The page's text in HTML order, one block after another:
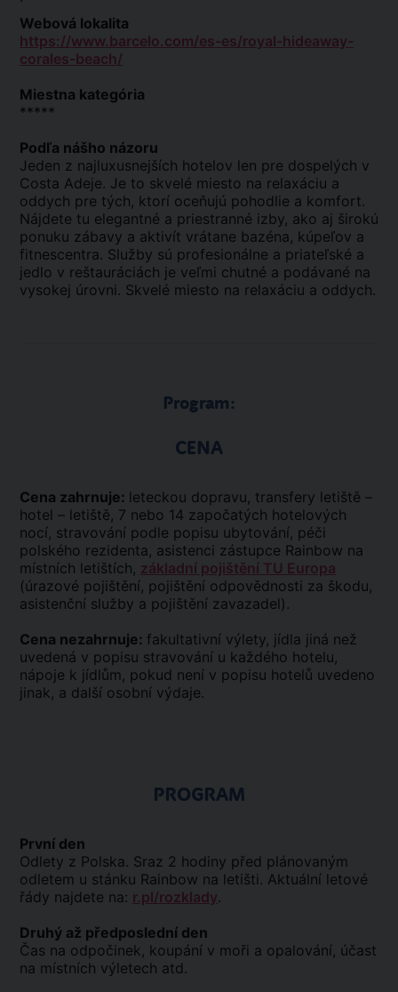
Webová lokalita
https://www.barcelo.com/es-es/royal-hideaway-
corales-beach/
Miestna kategória
*****
Podľa nášho názoru
Jeden z najluxusnejších hotelov len pre dospelých v
Costa Adeje. Je to skvelé miesto na relaxáciu a
oddych pre tých, ktorí oceňujú pohodlie a komfort.
Nájdete tu elegantné a priestranné izby, ako aj širokú
ponuku zábavy a aktivít vrátane bazéna, kúpeľov a
fitnescentra. Služby sú profesionálne a priateľské a
jedlo v reštauráciách je veľmi chutné a podávané na
vysokej úrovni. Skvelé miesto na relaxáciu a oddych.
Program:
CENA
Cena zahrnuje: leteckou dopravu, transfery letiště –
hotel – letiště, 7 nebo 14 započatých hotelových
nocí, stravování podle popisu ubytování, péči
polského rezidenta, asistenci zástupce Rainbow na
místních letištích, základní pojištění TU Europa
(úrazové pojištění, pojištění odpovědnosti za škodu,
asistenční služby a pojištění zavazadel).
Cena nezahrnuje: fakultativní výlety, jídla jiná než
uvedená v popisu stravování u každého hotelu,
nápoje k jídlům, pokud není v popisu hotelů uvedeno
jinak, a další osobní výdaje.
PROGRAM
První den
Odlety z Polska. Sraz 2 hodiny před plánovaným
odletem u stánku Rainbow na letišti. Aktuální letové
řády najdete na: r.pl/rozklady.
Druhý až předposlední den
Čas na odpočinek, koupání v moři a opalování, účast
na místních výletech atd.